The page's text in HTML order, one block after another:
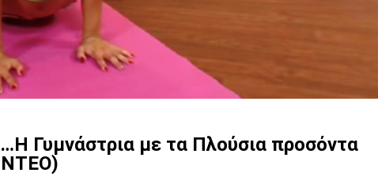
Γυμνάστρια με τα Πλούσια προσόντα